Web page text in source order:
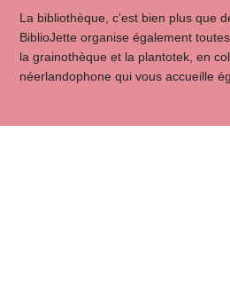
La bibliothèque, c’est bien plus que
BiblioJette organise également
la grainothèque et la plantotek, en
néerlandophone qui vous accueille